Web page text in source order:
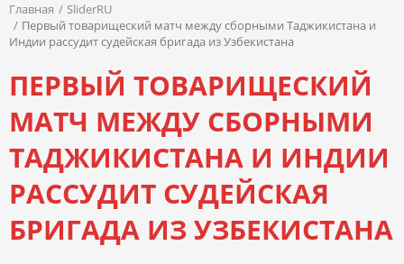
Главная
SliderRU
Первый товарищеский матч между сборными Таджикистана и
Индии рассудит судейская бригада из Узбекистана
ПЕРВЫЙ ТОВАРИЩЕСКИЙ
МАТЧ МЕЖДУ СБОРНЫМИ
ТАДЖИКИСТАНА И ИНДИИ
РАССУДИТ СУДЕЙСКАЯ
БРИГАДА ИЗ УЗБЕКИСТАНА